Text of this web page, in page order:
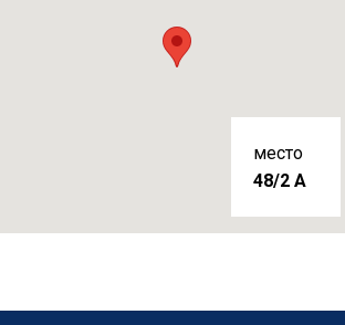
место
48/2 A